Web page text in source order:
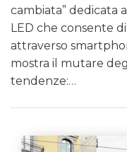
cambiata” dedicata
LED che consente
attraverso
mostra il mutare
tendenze:…